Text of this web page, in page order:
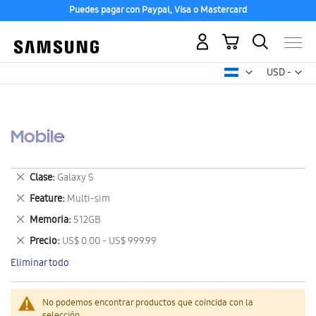
Puedes pagar con Paypal, Visa o Mastercard
USD -
dólar
Mi carrito
Mobile
No podemos encontrar productos que coincida con la
Clase Galaxy S
Eliminar
este
artículo
Feature Multi-sim
Eliminar
este
artículo
Memoria 512GB
Eliminar
este
artículo
Precio US$ 0.00 - US$ 999.99
Eliminar
este
artículo
Eliminar todo